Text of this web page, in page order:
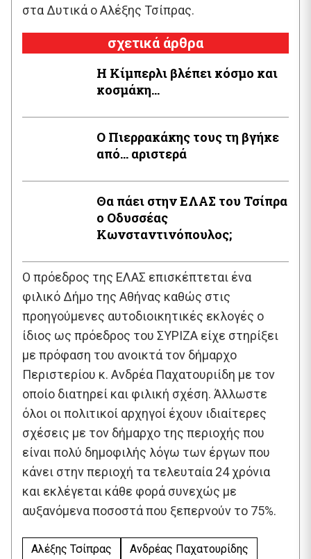
στα Δυτικά ο Αλέξης Τσίπρας.
σχετικά άρθρα
Η Κίμπερλι βλέπει κόσμο και
κοσμάκη…
Ο Πιερρακάκης τους τη βγήκε
από… αριστερά
Θα πάει στην ΕΛΑΣ του Τσίπρα
ο Οδυσσέας
Κωνσταντινόπουλος;
Ο πρόεδρος της ΕΛΑΣ επισκέπτεται ένα
φιλικό Δήμο της Αθήνας καθώς στις
προηγούμενες αυτοδιοικητικές εκλογές ο
ίδιος ως πρόεδρος του ΣΥΡΙΖΑ είχε στηρίξει
με πρόφαση του ανοικτά τον δήμαρχο
Περιστερίου κ. Ανδρέα Παχατουριίδη με τον
οποίο διατηρεί και φιλική σχέση. Άλλωστε
όλοι οι πολιτικοί αρχηγοί έχουν ιδιαίτερες
σχέσεις με τον δήμαρχο της περιοχής που
είναι πολύ δημοφιλής λόγω των έργων που
κάνει στην περιοχή τα τελευταία 24 χρόνια
και εκλέγεται κάθε φορά συνεχώς με
αυξανόμενα ποσοστά που ξεπερνούν το 75%.
Αλέξης Τσίπρας
Ανδρέας Παχατουρίδης